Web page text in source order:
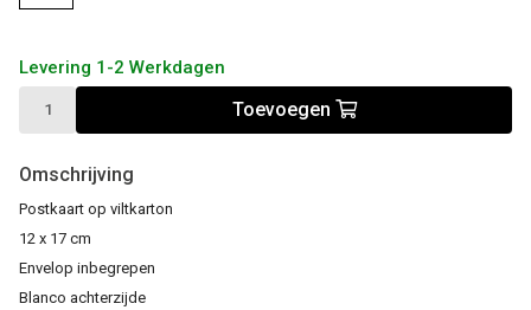
Levering 1-2 Werkdagen
Toevoegen
Omschrijving
Postkaart op viltkarton
12 x 17 cm
Envelop inbegrepen
Blanco achterzijde